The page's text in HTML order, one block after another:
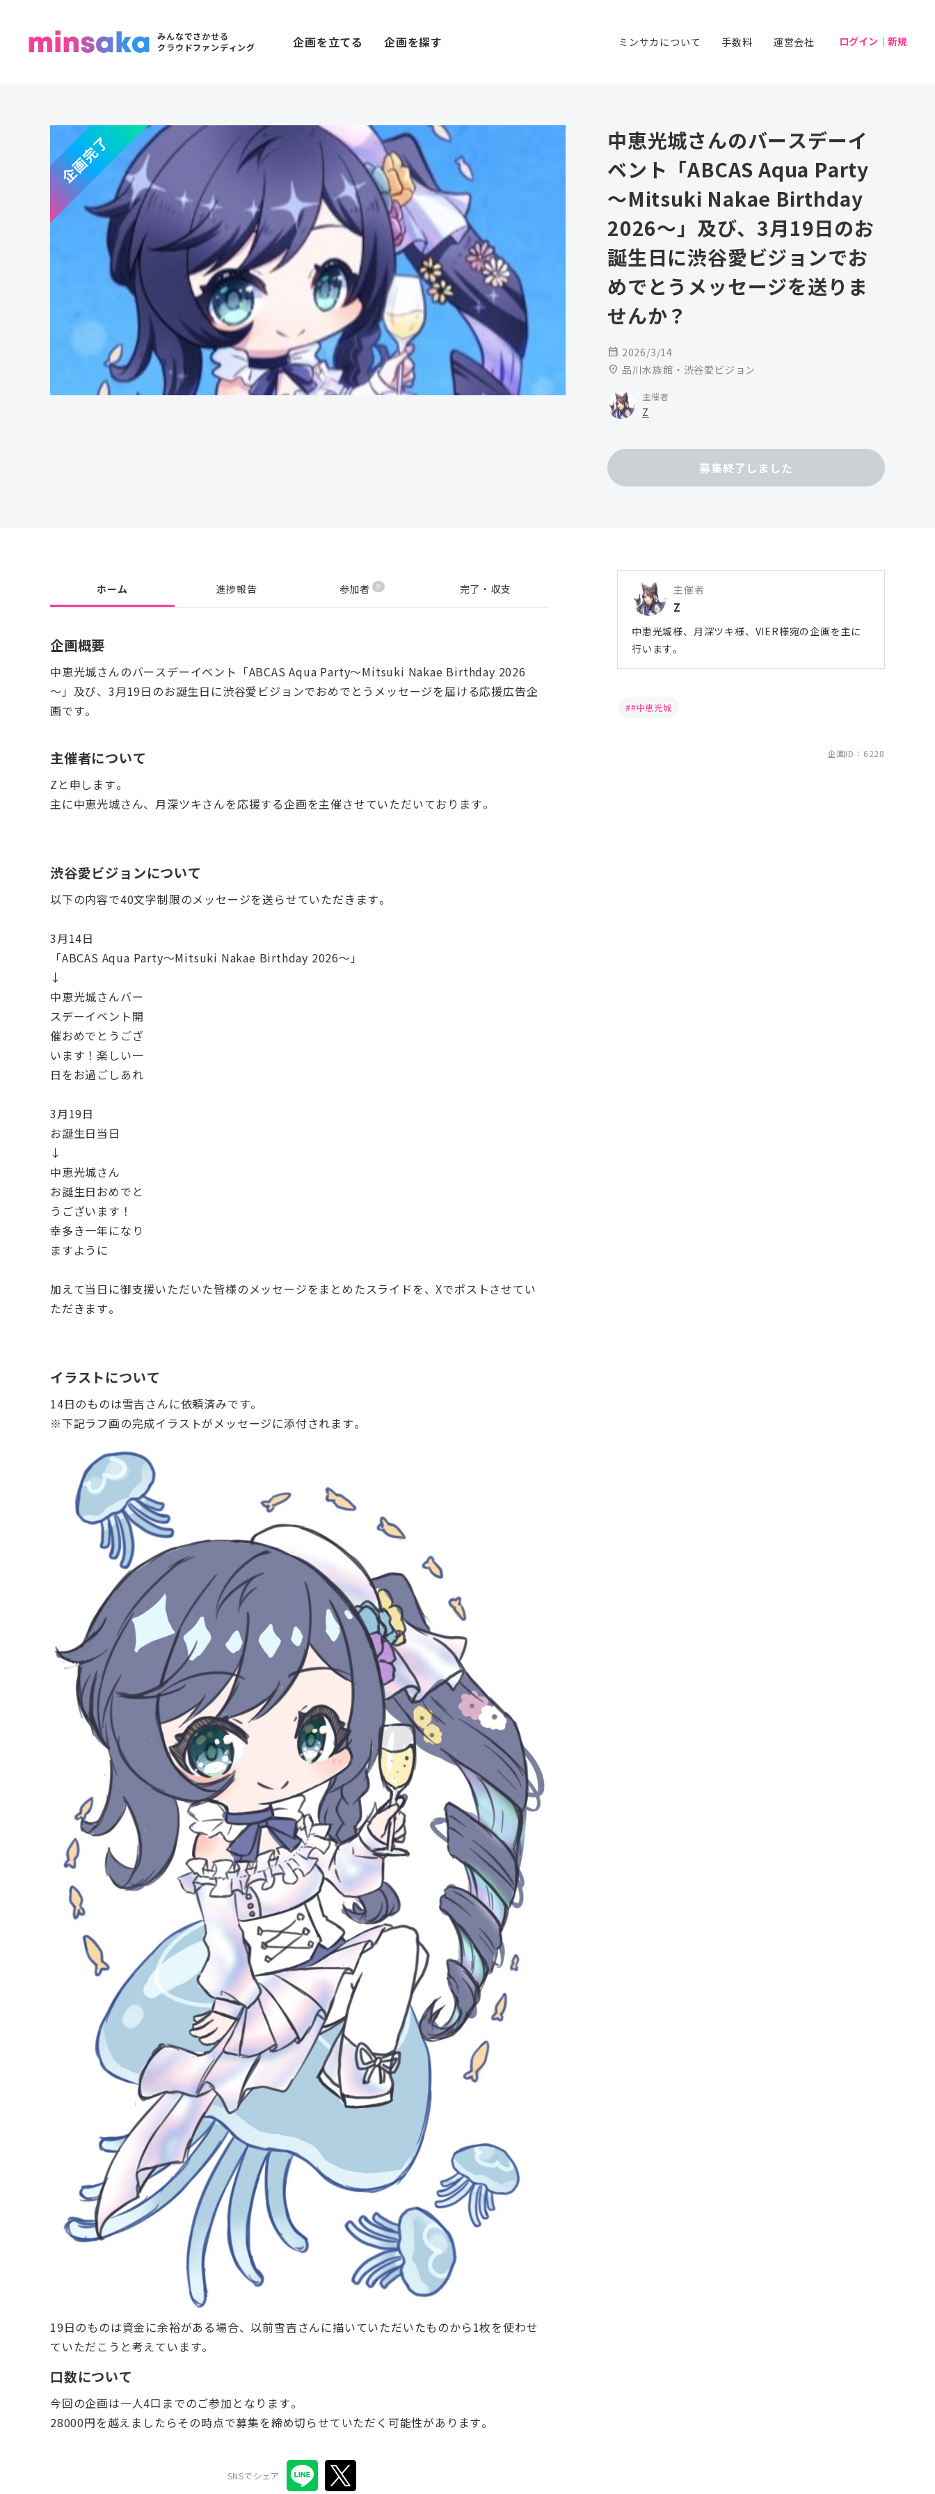
みんなでさかせる
クラウドファンディング
企画を立てる 企画を探す ミンサカについて 手数料 運営会社 ログイン｜新規
企画完了
中恵光城さんのバースデーイ
ベント「ABCAS Aqua Party
～Mitsuki Nakae Birthday
2026～」及び、3月19日のお
誕生日に渋谷愛ビジョンでお
めでとうメッセージを送りま
せんか？
calendar_month 2026/3/14
location_on 品川水族館・渋谷愛ビジョン
主催者
Z
募集終了しました
ホーム 進捗報告 参加者 9 完了・収支
企画概要
中恵光城さんのバースデーイベント「ABCAS Aqua Party～Mitsuki Nakae Birthday 2026
～」及び、3月19日のお誕生日に渋谷愛ビジョンでおめでとうメッセージを届ける応援広告企
画です。
主催者について
Zと申します。
主に中恵光城さん、月深ツキさんを応援する企画を主催させていただいております。
渋谷愛ビジョンについて
以下の内容で40文字制限のメッセージを送らせていただきます。
3月14日
「ABCAS Aqua Party～Mitsuki Nakae Birthday 2026～」
↓
中恵光城さんバー
スデーイベント開
催おめでとうござ
います！楽しい一
日をお過ごしあれ
3月19日
お誕生日当日
↓
中恵光城さん
お誕生日おめでと
うございます！
幸多き一年になり
ますように
加えて当日に御支援いただいた皆様のメッセージをまとめたスライドを、Xでポストさせてい
ただきます。
イラストについて
14日のものは雪吉さんに依頼済みです。
※下記ラフ画の完成イラストがメッセージに添付されます。
19日のものは資金に余裕がある場合、以前雪吉さんに描いていただいたものから1枚を使わせ
ていただこうと考えています。
口数について
今回の企画は一人4口までのご参加となります。
28000円を越えましたらその時点で募集を締め切らせていただく可能性があります。
SNSでシェア
主催者
Z
中恵光城様、月深ツキ様、VIER様宛の企画を主に
行います。
#中恵光城
企画ID：6228